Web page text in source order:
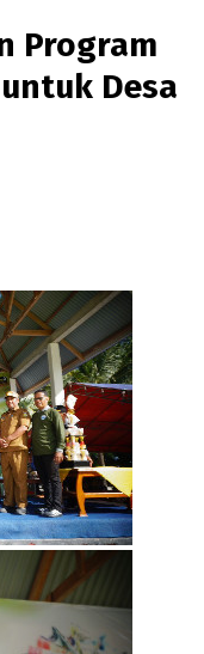
Program
Desa